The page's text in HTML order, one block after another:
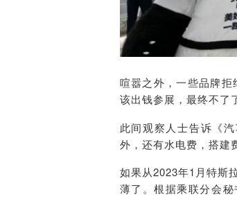
喧嚣之外，一些品牌
该出钱参展，最终不了
此间观察人士告诉《
外，还有水电费，搭建
如果从2023年1月特斯
薄了。根据乘联分会